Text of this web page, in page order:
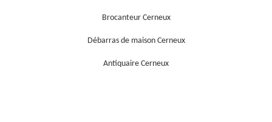
Brocanteur Cerneux
Débarras de maison Cerneux
Antiquaire Cerneux